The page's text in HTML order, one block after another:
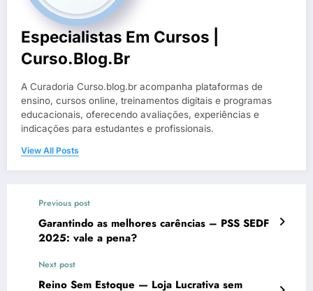
Especialistas Em Cursos |
Curso.blog.br
A Curadoria Curso.blog.br acompanha plataformas de
ensino, cursos online, treinamentos digitais e programas
educacionais, oferecendo avaliações, experiências e
indicações para estudantes e profissionais.
View All Posts
Previous post
Garantindo as melhores carências – PSS SEDF
2025: vale a pena?
Next post
Reino Sem Estoque — Loja Lucrativa sem